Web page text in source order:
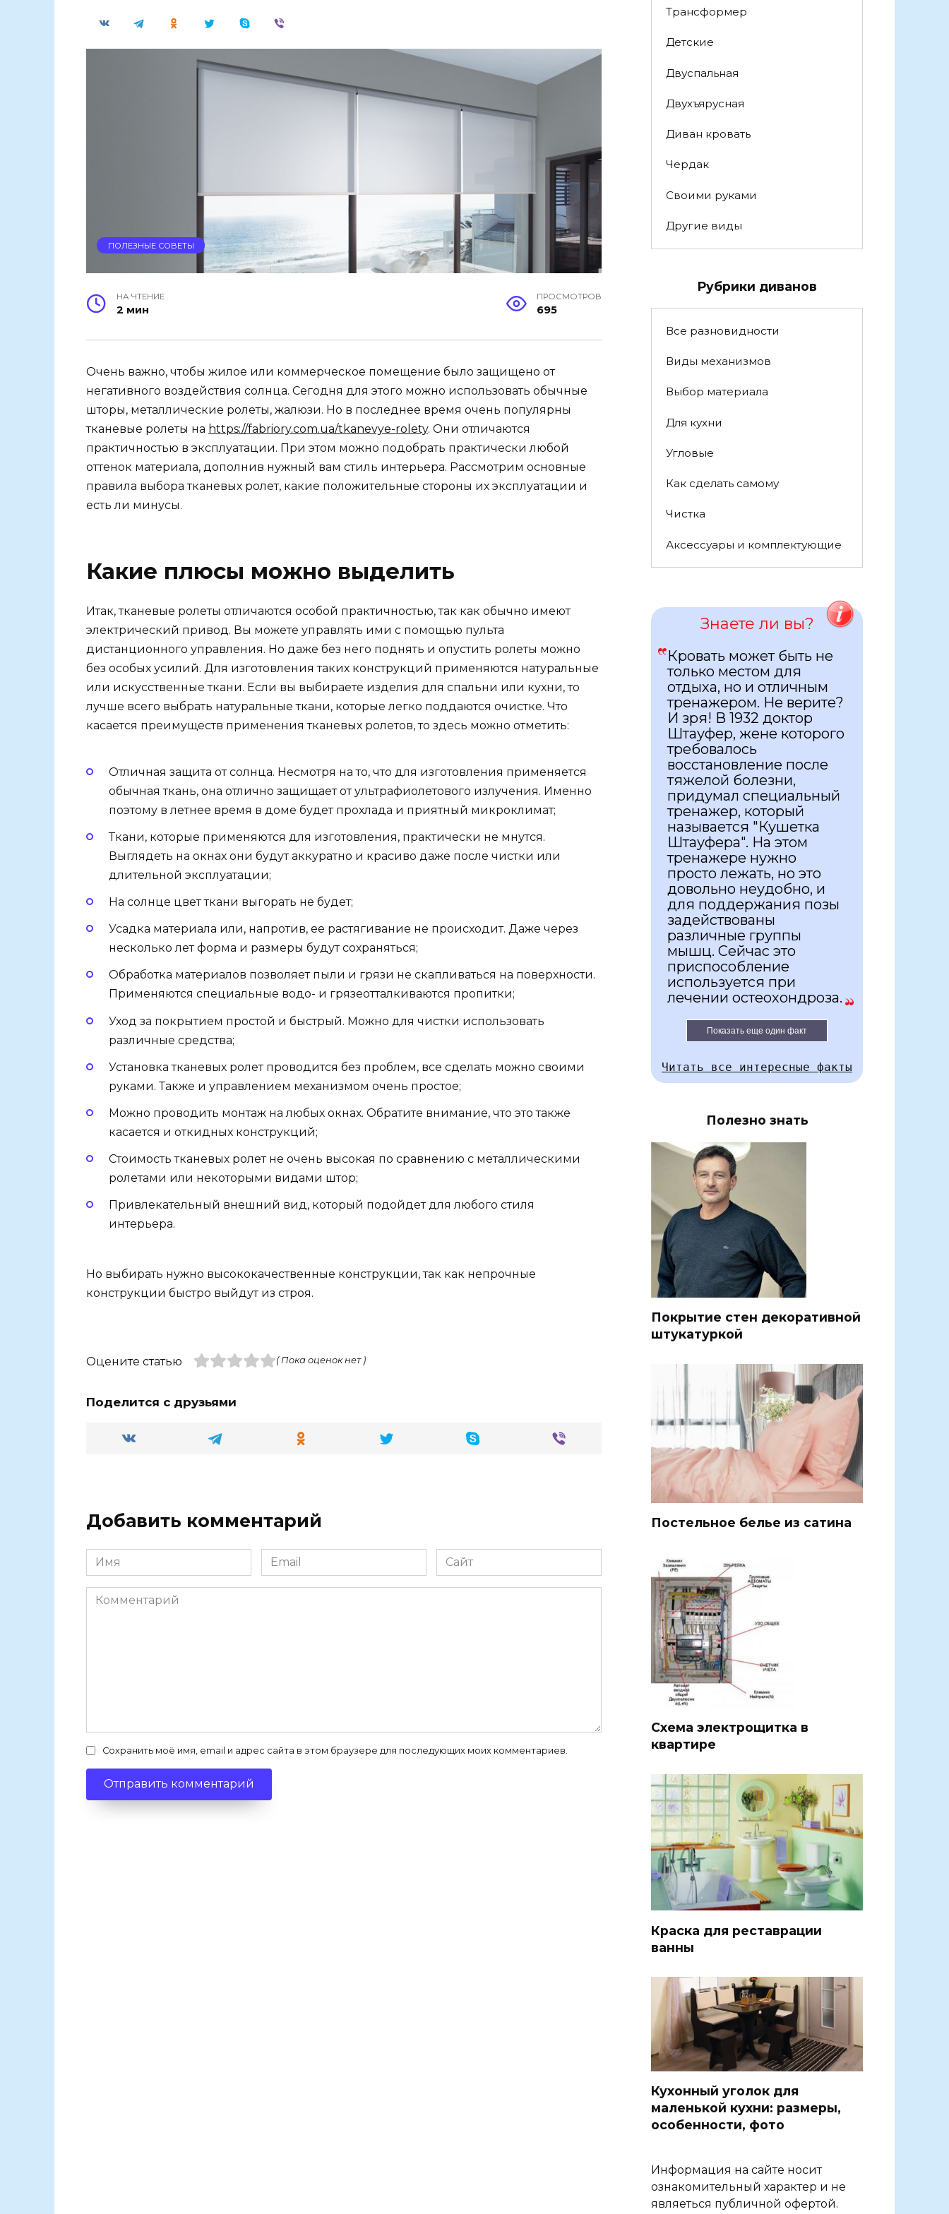
ПОЛЕЗНЫЕ СОВЕТЫ
НА ЧТЕНИЕ
2 мин
ПРОСМОТРОВ
695
Очень важно, чтобы жилое или коммерческое помещение было защищено от
негативного воздействия солнца. Сегодня для этого можно использовать обычные
шторы, металлические ролеты, жалюзи. Но в последнее время очень популярны
тканевые ролеты на https://fabriory.com.ua/tkanevye-rolety. Они отличаются
практичностью в эксплуатации. При этом можно подобрать практически любой
оттенок материала, дополнив нужный вам стиль интерьера. Рассмотрим основные
правила выбора тканевых ролет, какие положительные стороны их эксплуатации и
есть ли минусы.
Какие плюсы можно выделить
Итак, тканевые ролеты отличаются особой практичностью, так как обычно имеют
электрический привод. Вы можете управлять ими с помощью пульта
дистанционного управления. Но даже без него поднять и опустить ролеты можно
без особых усилий. Для изготовления таких конструкций применяются натуральные
или искусственные ткани. Если вы выбираете изделия для спальни или кухни, то
лучше всего выбрать натуральные ткани, которые легко поддаются очистке. Что
касается преимуществ применения тканевых ролетов, то здесь можно отметить:
Отличная защита от солнца. Несмотря на то, что для изготовления применяется
обычная ткань, она отлично защищает от ультрафиолетового излучения. Именно
поэтому в летнее время в доме будет прохлада и приятный микроклимат;
Ткани, которые применяются для изготовления, практически не мнутся.
Выглядеть на окнах они будут аккуратно и красиво даже после чистки или
длительной эксплуатации;
На солнце цвет ткани выгорать не будет;
Усадка материала или, напротив, ее растягивание не происходит. Даже через
несколько лет форма и размеры будут сохраняться;
Обработка материалов позволяет пыли и грязи не скапливаться на поверхности.
Применяются специальные водо- и грязеотталкиваются пропитки;
Уход за покрытием простой и быстрый. Можно для чистки использовать
различные средства;
Установка тканевых ролет проводится без проблем, все сделать можно своими
руками. Также и управлением механизмом очень простое;
Можно проводить монтаж на любых окнах. Обратите внимание, что это также
касается и откидных конструкций;
Стоимость тканевых ролет не очень высокая по сравнению с металлическими
ролетами или некоторыми видами штор;
Привлекательный внешний вид, который подойдет для любого стиля
интерьера.
Но выбирать нужно высококачественные конструкции, так как непрочные
конструкции быстро выйдут из строя.
Оцените статью ( Пока оценок нет )
Поделится с друзьями
Добавить комментарий
Имя Email Сайт
Комментарий
Сохранить моё имя, email и адрес сайта в этом браузере для последующих моих комментариев.
Трансформер
Детские
Двуспальная
Двухъярусная
Диван кровать
Чердак
Своими руками
Другие виды
Рубрики диванов
Все разновидности
Виды механизмов
Выбор материала
Для кухни
Угловые
Как сделать самому
Чистка
Аксессуары и комплектующие
Знаете ли вы?
Кровать может быть не
только местом для
отдыха, но и отличным
тренажером. Не верите?
И зря! В 1932 доктор
Штауфер, жене которого
требовалось
восстановление после
тяжелой болезни,
придумал специальный
тренажер, который
называется "Кушетка
Штауфера". На этом
тренажере нужно
просто лежать, но это
довольно неудобно, и
для поддержания позы
задействованы
различные группы
мышц. Сейчас это
приспособление
используется при
лечении остеохондроза.
Показать еще один факт
Читать все интересные факты
Полезно знать
Покрытие стен декоративной
штукатуркой
Постельное белье из сатина
Схема электрощитка в
квартире
Краска для реставрации
ванны
Кухонный уголок для
маленькой кухни: размеры,
особенности, фото
Информация на сайте носит
ознакомительный характер и не
являеться публичной офертой.